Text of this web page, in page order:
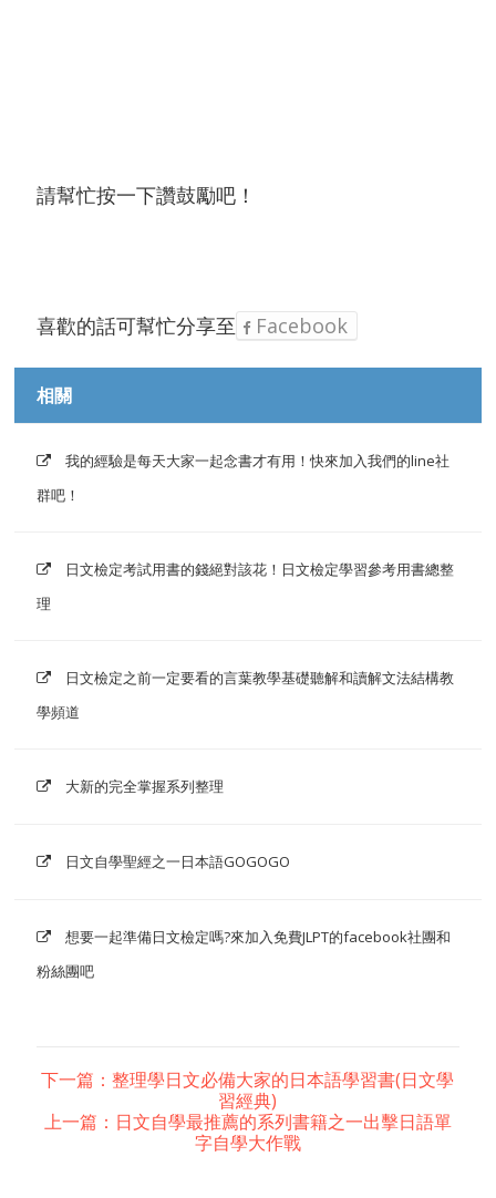
請幫忙按一下讚鼓勵吧！
喜歡的話可幫忙分享至 Facebook
相關
我的經驗是每天大家一起念書才有用！快來加入我們的line社
群吧！
日文檢定考試用書的錢絕對該花！日文檢定學習參考用書總整
理
日文檢定之前一定要看的言葉教學基礎聽解和讀解文法結構教
學頻道
大新的完全掌握系列整理
日文自學聖經之一日本語GOGOGO
想要一起準備日文檢定嗎?來加入免費JLPT的facebook社團和
粉絲團吧
下一篇：整理學日文必備大家的日本語學習書(日文學
習經典)
上一篇：日文自學最推薦的系列書籍之一出擊日語單
字自學大作戰